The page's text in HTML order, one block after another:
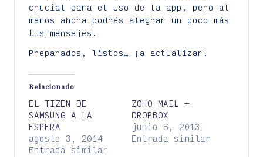
crucial para el uso de la app, pero al
menos ahora podrás alegrar un poco más
tus mensajes.
Preparados, listos… ¡a actualizar!
Relacionado
EL TIZEN DE
SAMSUNG A LA
ESPERA
agosto 3, 2014
Entrada similar
ZOHO MAIL +
DROPBOX
junio 6, 2013
Entrada similar